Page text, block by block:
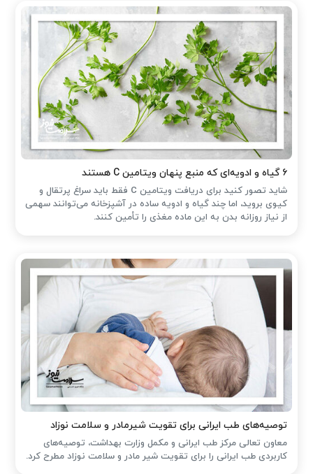
۶ گیاه و ادویه‌ای که منبع پنهان ویتامین C هستند
شاید تصور کنید برای دریافت ویتامین C فقط باید سراغ پرتقال و
کیوی بروید، اما چند گیاه و ادویه ساده در آشپزخانه می‌توانند سهمی
از نیاز روزانه بدن به این ماده مغذی را تأمین کنند.
توصیه‌های طب ایرانی برای تقویت شیرمادر و سلامت نوزاد
معاون تعالی مرکز طب ایرانی و مکمل وزارت بهداشت، توصیه‌های
کاربردی طب ایرانی را برای تقویت شیر مادر و سلامت نوزاد مطرح کرد.